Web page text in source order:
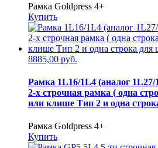
Рамка Goldpress 4+
Купить
8885,00 руб.
Рамка 1L16/1L4 (аналог
2-х строчная рамка ( одна
или клише Тип 2 и одна
Рамка Goldpress 4+
Купить